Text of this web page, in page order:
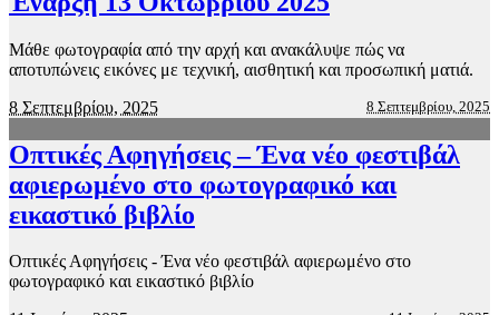
Μάθε φωτογραφία από την αρχή και ανακάλυψε πώς να
αποτυπώνεις εικόνες με τεχνική, αισθητική και προσωπική ματιά.
8 Σεπτεμβρίου, 2025
8 Σεπτεμβρίου, 2025
Οπτικές Αφηγήσεις – Ένα νέο φεστιβάλ
αφιερωμένο στο φωτογραφικό και
εικαστικό βιβλίο
Οπτικές Αφηγήσεις - Ένα νέο φεστιβάλ αφιερωμένο στο
φωτογραφικό και εικαστικό βιβλίο